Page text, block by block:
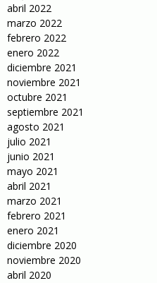
abril 2022
marzo 2022
febrero 2022
enero 2022
diciembre 2021
noviembre 2021
octubre 2021
septiembre 2021
agosto 2021
julio 2021
junio 2021
mayo 2021
abril 2021
marzo 2021
febrero 2021
enero 2021
diciembre 2020
noviembre 2020
abril 2020